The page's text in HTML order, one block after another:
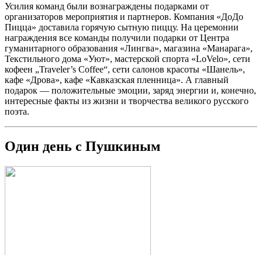
Усилия команд были вознаграждены подарками от
организаторов мероприятия и партнеров. Компания «ДоДо
Пицца» доставила горячую сытную пиццу. На церемонии
награждения все команды получили подарки от Центра
гуманитарного образования «Лингва», магазина «Манарага»,
Текстильного дома «Уют», мастерской спорта «LoVelo», сети
кофеен „Traveler’s Coffee“, сети салонов красоты «Шанель»,
кафе «Дрова», кафе «Кавказская пленница». А главный
подарок — положительные эмоции, заряд энергии и, конечно,
интересные факты из жизни и творчества великого русского
поэта.
Один день с Пушкиным